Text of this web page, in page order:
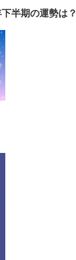
半期の運勢は？